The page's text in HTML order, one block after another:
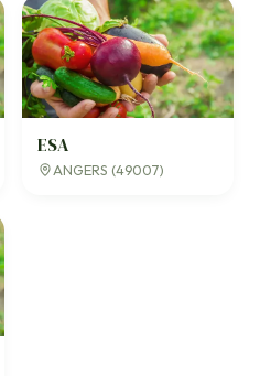
ESA
ANGERS (49007)